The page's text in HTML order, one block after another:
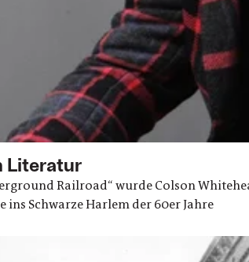
Literatur
Railroad“ wurde Colson
Schwarze Harlem der 60er Jahre